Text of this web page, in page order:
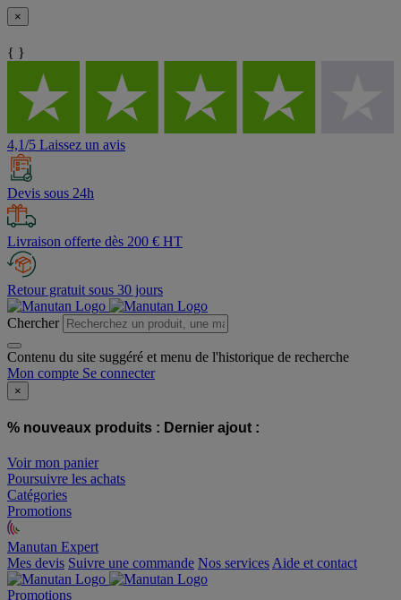
×
{ }
4,1/5 Laissez un avis
Devis sous 24h
Livraison offerte dès 200 € HT
Retour gratuit sous 30 jours
Chercher
Contenu du site suggéré et menu de l'historique de recherche
Mon compte Se connecter
×
% nouveaux produits : Dernier ajout :
Voir mon panier
Poursuivre les achats
Catégories
Promotions
Manutan Expert
offre reconditionnée
Mes devis Suivre une commande Nos services